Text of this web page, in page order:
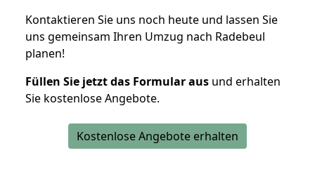
Kontaktieren Sie uns noch heute und lassen Sie
uns gemeinsam Ihren Umzug nach Radebeul
planen!
Füllen Sie jetzt das Formular aus und erhalten
Sie kostenlose Angebote.
Kostenlose Angebote erhalten